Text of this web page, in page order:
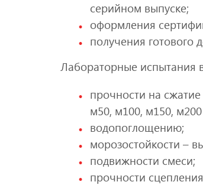
серийном выпуске;
оформления
получения готового
Лабораторные испытания
прочности на
м50, м100, м150,
водопоглощению;
морозостойкости –
подвижности смеси;
прочности